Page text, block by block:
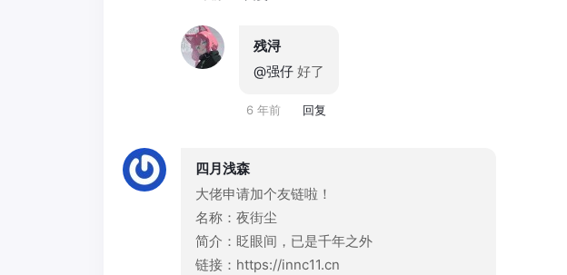
残浔
@强仔 好了
6 年前 回复
四月浅森
大佬申请加个友链啦！
名称：夜街尘
简介：眨眼间，已是千年之外
链接：https://innc11.cn